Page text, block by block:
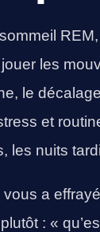
les
le
et
les nuits
vous a
: «